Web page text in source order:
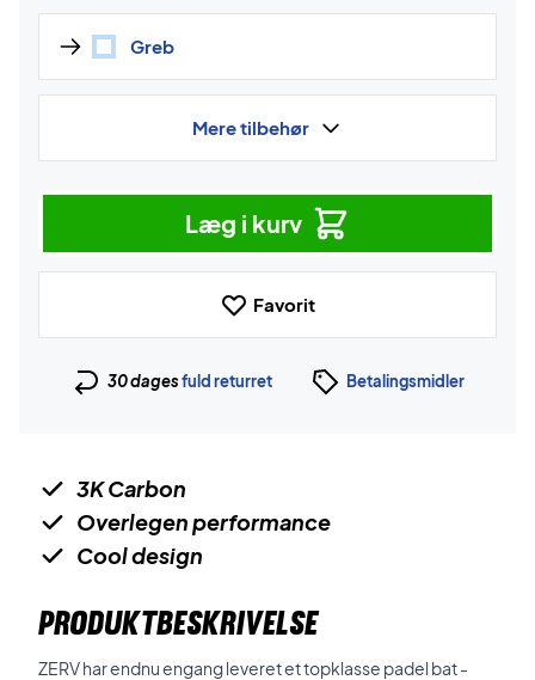
Greb
Mere tilbehør
Læg i kurv
Favorit
30 dagesfuld returret Betalingsmidler
3K Carbon
Overlegen performance
Cool design
PRODUKTBESKRIVELSE
ZERV har endnu engang leveret et topklasse padel bat -